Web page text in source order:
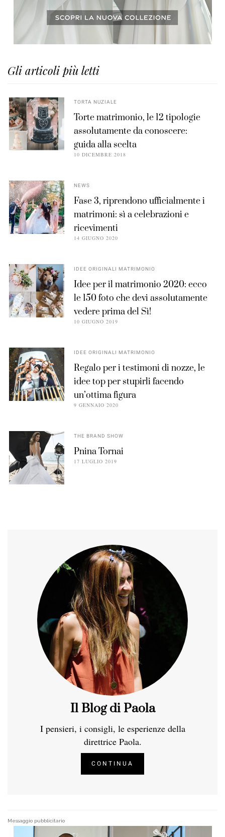
Gli articoli più letti
TORTA NUZIALE
Torte matrimonio, le 12 tipologie
assolutamente da conoscere:
guida alla scelta
10 DICEMBRE 2018
NEWS
Fase 3, riprendono ufficialmente i
matrimoni: sì a celebrazioni e
ricevimenti
14 GIUGNO 2020
IDEE ORIGINALI MATRIMONIO
Idee per il matrimonio 2020: ecco
le 150 foto che devi assolutamente
vedere prima del Sì!
10 GIUGNO 2019
IDEE ORIGINALI MATRIMONIO
Regalo per i testimoni di nozze, le
idee top per stupirli facendo
un’ottima figura
9 GENNAIO 2020
THE BRAND SHOW
Pnina Tornai
17 LUGLIO 2019
Il Blog di Paola
I pensieri, i consigli, le esperienze della
direttrice Paola.
CONTINUA
Messaggio pubblicitario